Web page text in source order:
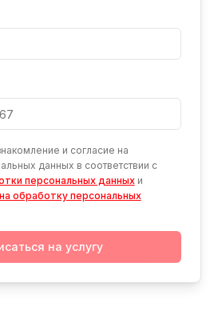
и согласие на
данных в соответствии с
персональных данных и
обработку персональных
на услугу